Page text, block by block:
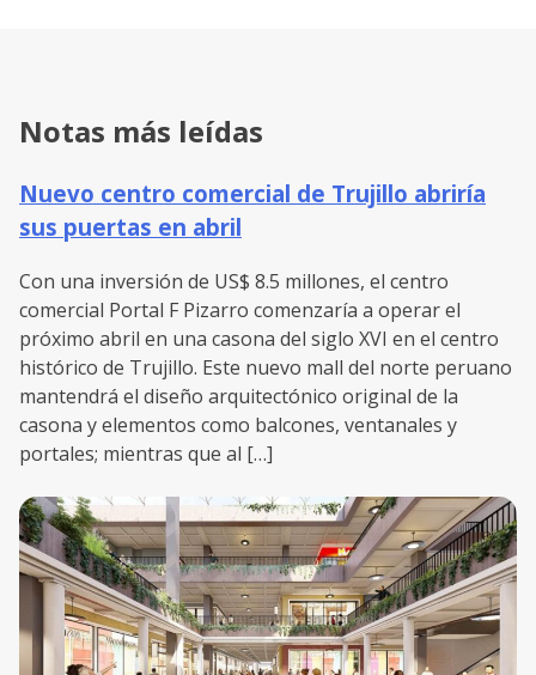
Notas más leídas
Nuevo centro comercial de Trujillo abriría
sus puertas en abril
Con una inversión de US$ 8.5 millones, el centro
comercial Portal F Pizarro comenzaría a operar el
próximo abril en una casona del siglo XVI en el centro
histórico de Trujillo. Este nuevo mall del norte peruano
mantendrá el diseño arquitectónico original de la
casona y elementos como balcones, ventanales y
portales; mientras que al […]